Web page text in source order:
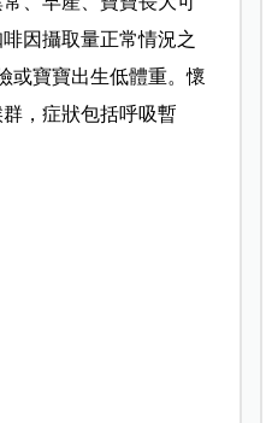
因攝取量正常情況之
或寶寶出生低體重。懷
，症狀包括呼吸暫